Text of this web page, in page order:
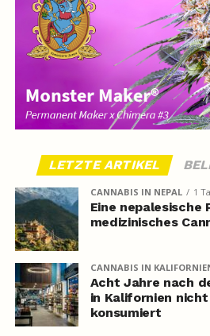
LETZTE ARTIKEL
CANNABIS IN NEPAL 1
Eine nepalesische
medizinisches
CANNABIS IN
Acht Jahre nach
in Kalifornien
konsumiert